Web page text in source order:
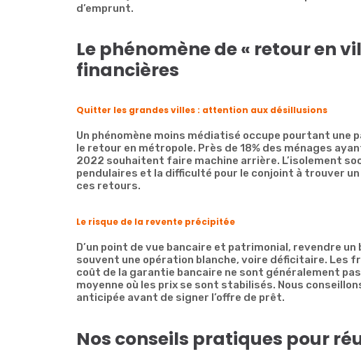
d’emprunt.
Le phénomène de « retour en
financières
Quitter les grandes villes : attention aux désillusions
Un phénomène moins médiatisé occupe pourtant
le retour en métropole. Près de 18% des ménages
2022 souhaitent faire machine arrière. L’isolement
pendulaires et la difficulté pour le conjoint à trouver
ces retours.
Le risque de la revente précipitée
D’un point de vue bancaire et patrimonial, revendre
souvent une opération blanche, voire déficitaire. Les
coût de la garantie bancaire ne sont généralement
moyenne où les prix se sont stabilisés. Nous
anticipée avant de signer l’offre de prêt.
Nos conseils pratiques pour